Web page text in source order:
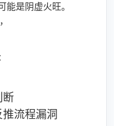
能是阴虚火旺。
断
流程漏洞